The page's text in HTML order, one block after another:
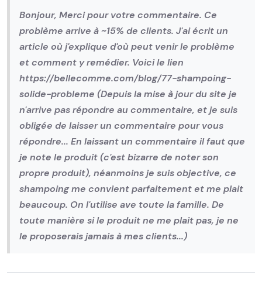
Bonjour, Merci pour votre commentaire. Ce
problème arrive à ~15% de clients. J'ai écrit un
article où j'explique d'où peut venir le problème
et comment y remédier. Voici le lien
https://bellecomme.com/blog/77-shampoing-
solide-probleme (Depuis la mise à jour du site je
n'arrive pas répondre au commentaire, et je suis
obligée de laisser un commentaire pour vous
répondre... En laissant un commentaire il faut que
je note le produit (c'est bizarre de noter son
propre produit), néanmoins je suis objective, ce
shampoing me convient parfaitement et me plait
beaucoup. On l'utilise ave toute la famille. De
toute manière si le produit ne me plait pas, je ne
le proposerais jamais à mes clients...)